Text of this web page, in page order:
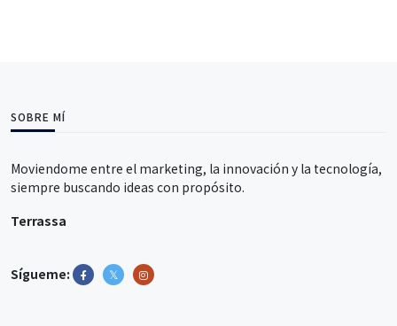
SOBRE MÍ
Moviendome entre el marketing, la innovación y la tecnología,
siempre buscando ideas con propósito.
Terrassa
Sígueme: